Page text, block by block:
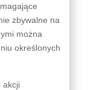
zbywalne na
można
określonych
akcji